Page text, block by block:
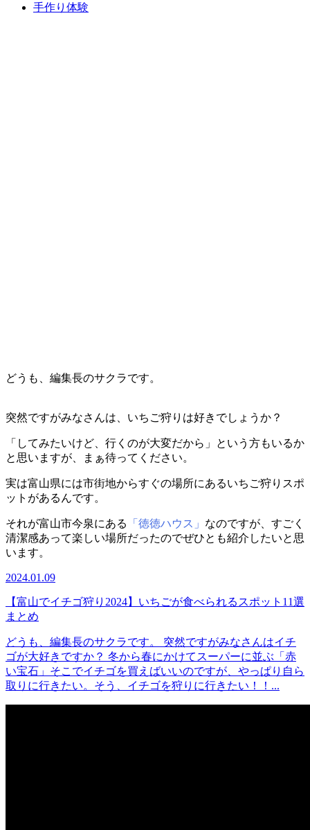
手作り体験
どうも、編集長のサクラです。
突然ですがみなさんは、いちご狩りは好きでしょうか？
「してみたいけど、行くのが大変だから」という方もいるか
と思いますが、まぁ待ってください。
実は富山県には市街地からすぐの場所にあるいちご狩りスポ
ットがあるんです。
それが富山市今泉にある 「徳徳ハウス」 なのですが、すごく
清潔感あって楽しい場所だったのでぜひとも紹介したいと思
います。
2024.01.09
【富山でイチゴ狩り2024】いちごが食べられるスポット11選
まとめ
どうも、編集長のサクラです。 突然ですがみなさんはイチ
ゴが大好きですか？ 冬から春にかけてスーパーに並ぶ「赤
い宝石」そこでイチゴを買えばいいのですが、やっぱり自ら
取りに行きたい。そう、イチゴを狩りに行きたい！！...